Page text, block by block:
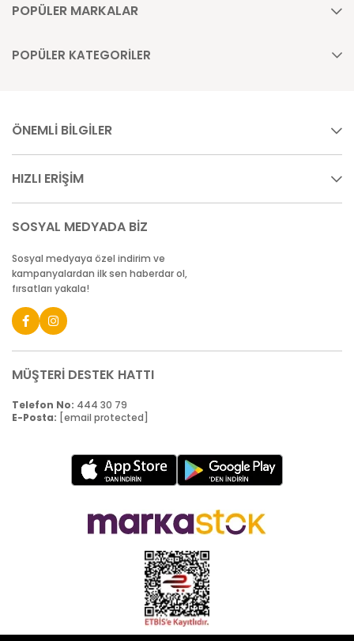
POPÜLER MARKALAR
POPÜLER KATEGORİLER
ÖNEMLİ BİLGİLER
HIZLI ERİŞİM
SOSYAL MEDYADA BİZ
Sosyal medyaya özel indirim ve
kampanyalardan ilk sen haberdar ol,
fırsatları yakala!
MÜŞTERİ DESTEK HATTI
Telefon No: 444 30 79
E-Posta: [email protected]